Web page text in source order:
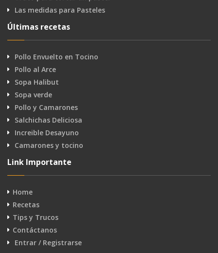
Las medidas para Pasteles
Últimas recetas
Pollo Envuelto en Tocino
Pollo al Arce
Sopa Halibut
Sopa verde
Pollo y Camarones
Salchichas Deliciosa
Increible Desayuno
Camarones y tocino
Link Importante
Home
Recetas
Tips y Trucos
Contáctanos
Entrar / Registrarse